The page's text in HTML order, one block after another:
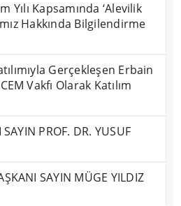
Yılı Kapsamında ‘Alevilik
Hakkında Bilgilendirme
Gerçekleşen Erbain
Vakfı Olarak Katılım
PROF. DR. YUSUF
SAYIN MÜGE YILDIZ